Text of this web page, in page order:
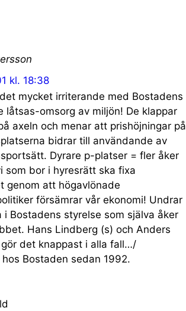
kl. 18:38
mycket irriterande med Bostadens
låtsas-omsorg av miljön! De klappar
axeln och menar att prishöjningar på
bidrar till användande av
Dyrare p-platser = fler åker
som bor i hyresrätt ska fixa
genom att högavlönade
försämrar vår ekonomi! Undrar
i Bostadens styrelse som själva åker
Hans Lindberg (s) och Anders
det knappast i alla fall…/
Bostaden sedan 1992.